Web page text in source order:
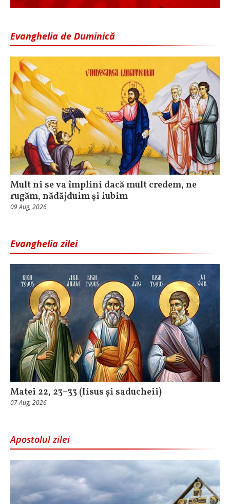
Evanghelia de Duminică
Mult ni se va împlini dacă mult credem, ne
rugăm, nădăjduim și iubim
09 Aug, 2026
Evanghelia zilei
Matei 22, 23–33 (Iisus și saducheii)
07 Aug, 2026
Apostolul zilei